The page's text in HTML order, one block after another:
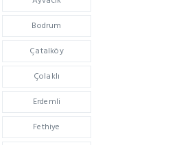
Bodrum
Çatalköy
Çolaklı
Erdemli
Fethiye